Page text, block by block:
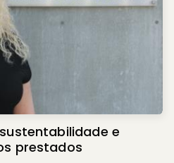
e
prestados